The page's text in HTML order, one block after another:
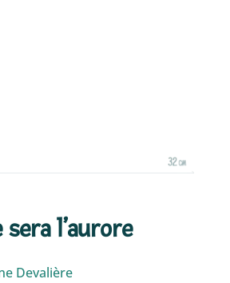
l’aurore
Devalière